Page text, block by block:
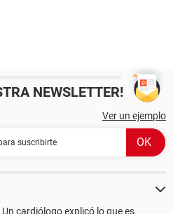
NEWSLETTER!
Ver un ejemplo
cardiólogo explicó lo que es